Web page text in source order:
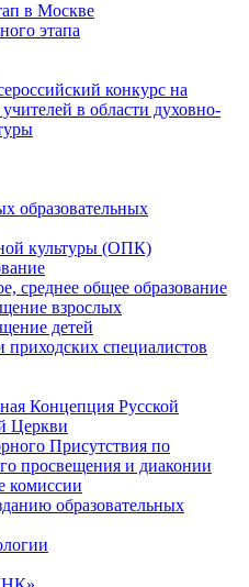
в Москве
этапа
конкурс на
в области духовно-
образовательных
культуры (ОПК)
среднее общее образование
взрослых
детей
специалистов
Концепция Русской
Церкви
Присутствия по
просвещения и диаконии
комиссии
образовательных